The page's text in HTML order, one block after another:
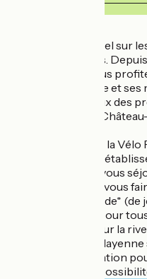
Cadre exceptionnel sur
chambres d'hôtes.
petit déjeuner, vous
l'écluse de Neuville et ses
Accueil chaleureux des
Situées à 6km de
Halte possible sur la
la Mayenne. Mais
de la Mayenne. Si vous
propriétaire peut vous
barque sur demande*
sauvetage prévu pour
espace sécurisé sur la
* traversée de la
service de réservation
et s'assurer de la